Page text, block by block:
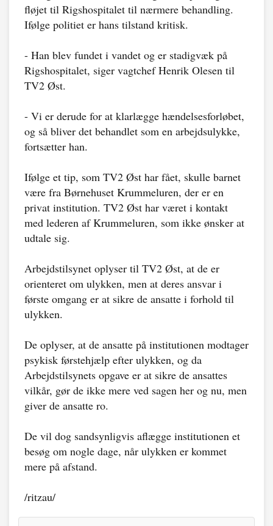
fløjet til Rigshospitalet til nærmere behandling.
Ifølge politiet er hans tilstand kritisk.
- Han blev fundet i vandet og er stadigvæk på
Rigshospitalet, siger vagtchef Henrik Olesen til
TV2 Øst.
- Vi er derude for at klarlægge hændelsesforløbet,
og så bliver det behandlet som en arbejdsulykke,
fortsætter han.
Ifølge et tip, som TV2 Øst har fået, skulle barnet
være fra Børnehuset Krummeluren, der er en
privat institution. TV2 Øst har været i kontakt
med lederen af Krummeluren, som ikke ønsker at
udtale sig.
Arbejdstilsynet oplyser til TV2 Øst, at de er
orienteret om ulykken, men at deres ansvar i
første omgang er at sikre de ansatte i forhold til
ulykken.
De oplyser, at de ansatte på institutionen modtager
psykisk førstehjælp efter ulykken, og da
Arbejdstilsynets opgave er at sikre de ansattes
vilkår, gør de ikke mere ved sagen her og nu, men
giver de ansatte ro.
De vil dog sandsynligvis aflægge institutionen et
besøg om nogle dage, når ulykken er kommet
mere på afstand.
/ritzau/